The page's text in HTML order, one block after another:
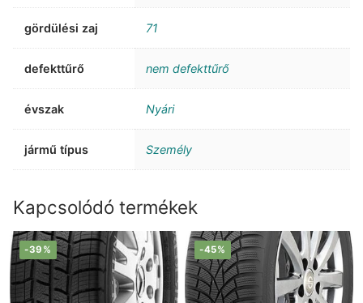
gördülési zaj 71
defekttűrő nem defekttűrő
évszak Nyári
jármű típus Személy
Kapcsolódó termékek
-39% -45%